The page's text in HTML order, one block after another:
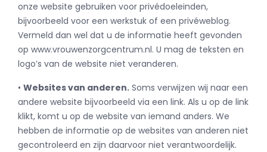
onze website gebruiken voor privédoeleinden,
bijvoorbeeld voor een werkstuk of een privéweblog.
Vermeld dan wel dat u de informatie heeft gevonden
op www.vrouwenzorgcentrum.nl. U mag de teksten en
logo’s van de website niet veranderen.
• Websites van anderen. Soms verwijzen wij naar een
andere website bijvoorbeeld via een link. Als u op de link
klikt, komt u op de website van iemand anders. We
hebben de informatie op de websites van anderen niet
gecontroleerd en zijn daarvoor niet verantwoordelijk.